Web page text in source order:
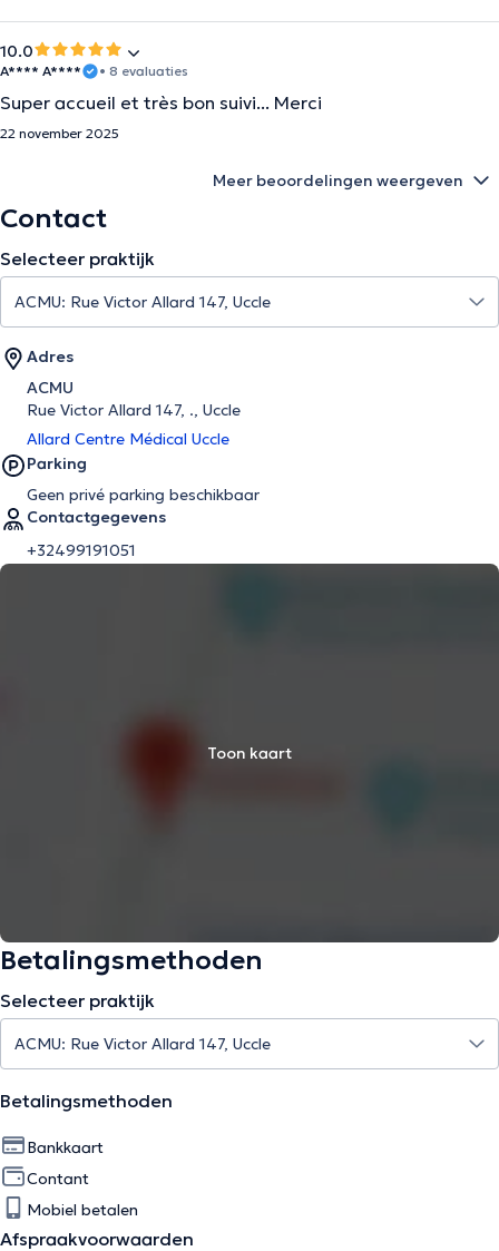
10.0
A**** A**** • 8 evaluaties
Super accueil et très bon suivi... Merci
22 november 2025
Meer beoordelingen weergeven
Contact
Selecteer praktijk
Adres
ACMU
Rue Victor Allard 147, ., Uccle
Allard Centre Médical Uccle
Parking
Geen privé parking beschikbaar
Contactgegevens
+32499191051
Toon kaart
Betalingsmethoden
Selecteer praktijk
Betalingsmethoden
Bankkaart
Contant
Mobiel betalen
Afspraakvoorwaarden